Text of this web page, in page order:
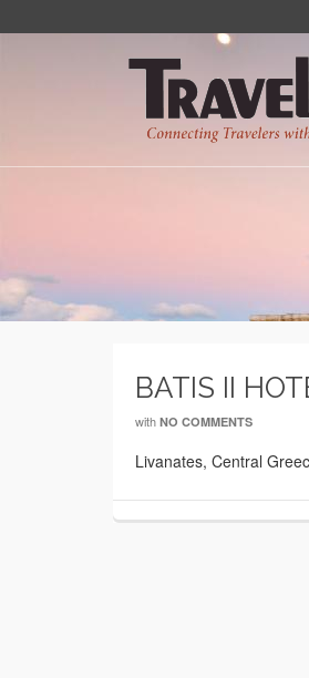
BATIS II
with NO COMMENTS
Livanates, Central